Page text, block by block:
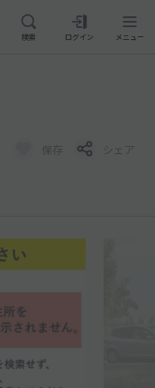
検索 ログイン メニュー
保存 シェア